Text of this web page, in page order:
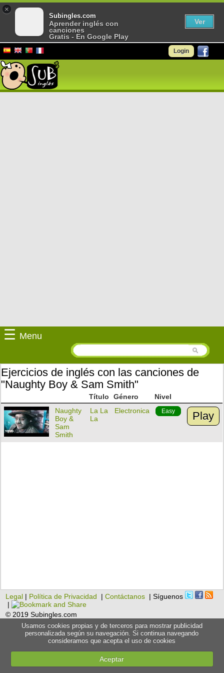
Login
☰ Menu
Ejercicios de inglés con las canciones de
"Naughty Boy & Sam Smith"
Título Género
Nivel
Naughty
Boy &
Sam
Smith
La La
La
Electronica Easy Play
Legal | Política de Privacidad |Contáctanos | Síguenos
|
© 2019 Subingles.com
Usamos cookies propias y de terceros para mostrar publicidad
personalizada según su navegación. Si continua navegando
consideramos que acepta el uso de cookies
Aceptar
×
Subingles.com
Aprender inglés con
canciones
Gratis - En Google Play
Ver